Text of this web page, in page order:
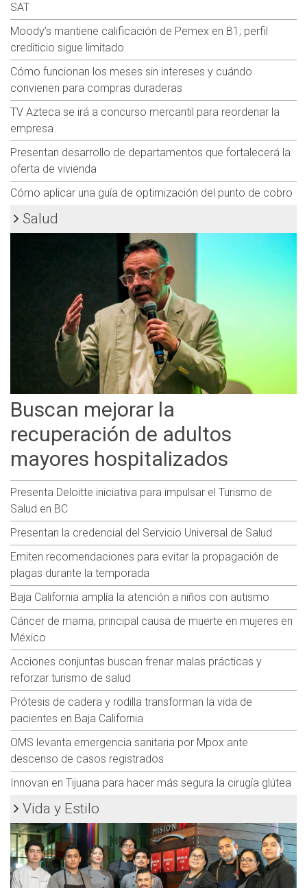
SAT
Moody’s mantiene calificación de Pemex en B1; perfil
crediticio sigue limitado
Cómo funcionan los meses sin intereses y cuándo
convienen para compras duraderas
TV Azteca se irá a concurso mercantil para reordenar la
empresa
Presentan desarrollo de departamentos que fortalecerá la
oferta de vivienda
Cómo aplicar una guía de optimización del punto de cobro
Salud
Buscan mejorar la
recuperación de adultos
mayores hospitalizados
Presenta Deloitte iniciativa para impulsar el Turismo de
Salud en BC
Presentan la credencial del Servicio Universal de Salud
Emiten recomendaciones para evitar la propagación de
plagas durante la temporada
Baja California amplía la atención a niños con autismo
Cáncer de mama, principal causa de muerte en mujeres en
México
Acciones conjuntas buscan frenar malas prácticas y
reforzar turismo de salud
Prótesis de cadera y rodilla transforman la vida de
pacientes en Baja California
OMS levanta emergencia sanitaria por Mpox ante
descenso de casos registrados
Innovan en Tijuana para hacer más segura la cirugía glútea
Vida y Estilo